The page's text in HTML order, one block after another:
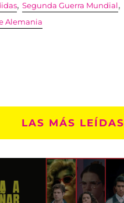
,Segunda Guerra Mundial ,
Alemania
LAS MÁS LEÍDAS